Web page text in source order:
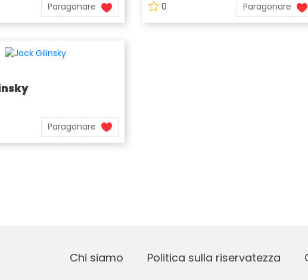
Paragonare 0 Paragonare
Paragonare
Chi siamo Politica sulla riservatezza